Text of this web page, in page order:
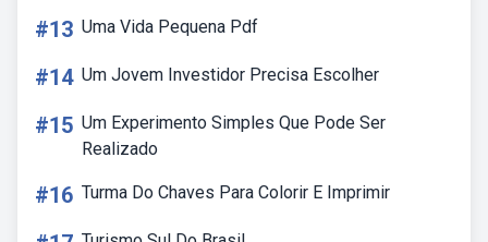
#13 Uma Vida Pequena Pdf
#14 Um Jovem Investidor Precisa Escolher
#15 Um Experimento Simples Que Pode Ser
Realizado
#16 Turma Do Chaves Para Colorir E Imprimir